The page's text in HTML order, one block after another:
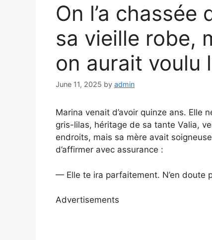
On l’a
sa vieille robe,
on aurait voulu
June 11, 2025 by admin
Marina venait d’avoir quinze ans. Elle
gris-lilas, héritage de sa tante Valia,
endroits, mais sa mère avait
d’affirmer avec assurance :
— Elle te ira parfaitement. N’en doute
Advertisements